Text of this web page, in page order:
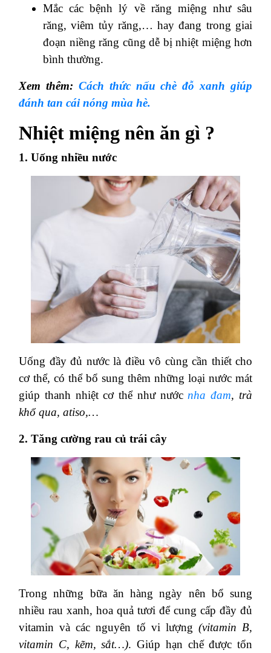
Mắc các bệnh lý về răng miệng như sâu
răng, viêm tủy răng,… hay đang trong giai
đoạn niềng răng cũng dễ bị nhiệt miệng hơn
bình thường.
Xem thêm: Cách thức nấu chè đỗ xanh giúp
đánh tan cái nóng mùa hè.
Nhiệt miệng nên ăn gì ?
1. Uống nhiều nước
Uống đầy đủ nước là điều vô cùng cần thiết cho
cơ thể, có thể bổ sung thêm những loại nước mát
giúp thanh nhiệt cơ thể như nướcnha đam, trà
khổ qua, atiso,…
2. Tăng cường rau củ trái cây
Trong những bữa ăn hàng ngày nên bổ sung
nhiều rau xanh, hoa quả tươi để cung cấp đầy đủ
vitamin và các nguyên tố vi lượng (vitamin B,
vitamin C, kẽm, sắt…). Giúp hạn chế được tổn